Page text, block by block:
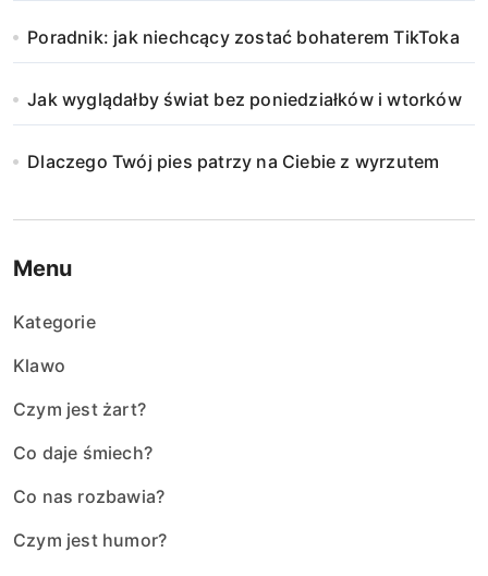
Poradnik: jak niechcący zostać bohaterem TikToka
Jak wyglądałby świat bez poniedziałków i wtorków
Dlaczego Twój pies patrzy na Ciebie z wyrzutem
Menu
Kategorie
Klawo
Czym jest żart?
Co daje śmiech?
Co nas rozbawia?
Czym jest humor?